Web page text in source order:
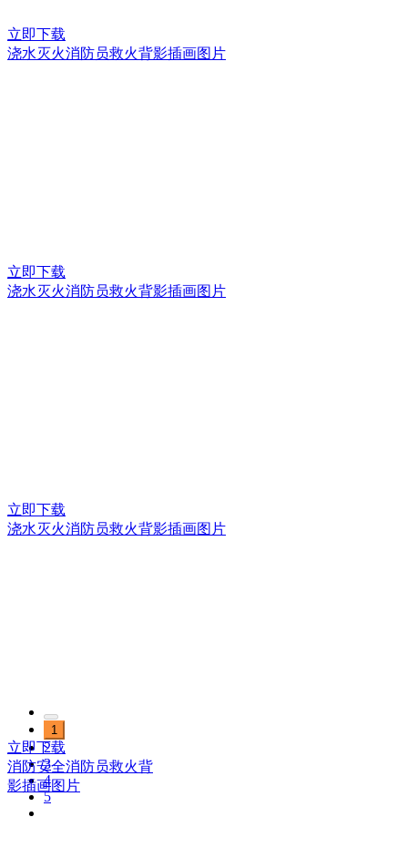
立即下载
浇水灭火消防员救火背影插画图片
立即下载
浇水灭火消防员救火背影插画图片
立即下载
浇水灭火消防员救火背影插画图片
立即下载
消防安全消防员救火背
影插画图片
1
2
3
4
5